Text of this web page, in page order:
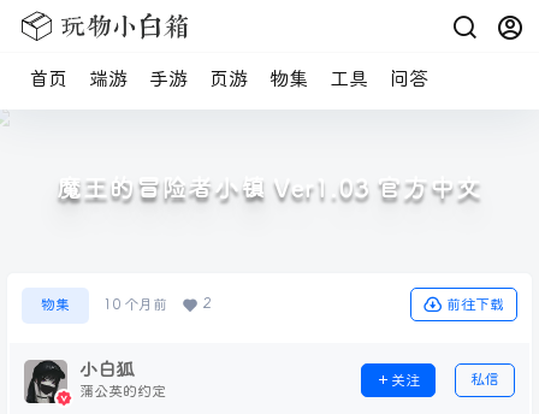
首页 端游 手游 页游 物集 工具 问答
魔王的冒险者小镇 Ver1.03 官方中文
物集 10 个月前 2 前往下载
小白狐
蒲公英的约定
关注 私信